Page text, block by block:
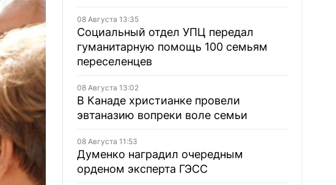
08 Августа 13:35
Социальный отдел УПЦ передал
гуманитарную помощь 100 семьям
переселенцев
08 Августа 13:02
В Канаде христианке провели
эвтаназию вопреки воле семьи
08 Августа 11:53
Думенко наградил очередным
орденом эксперта ГЭСС